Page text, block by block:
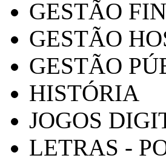
GESTÃO
GESTÃO
GESTÃO
HISTÓRIA
JOGOS
LETRAS -